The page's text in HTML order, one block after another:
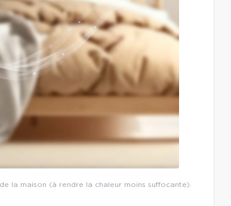
la maison (à rendre la chaleur moins suffocante).